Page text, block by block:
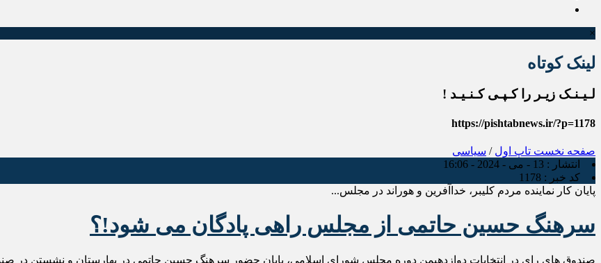
×
لینک کوتاه
لـیـنـک زیـر را کـپـی کـنـیـد !
https://pishtabnews.ir/?p=1178
صفحه نخست تاپ اول / سیاسی
انتشار : 13 - می - 2024 - 16:06
کد خبر : 1178
پایان کار نماینده مردم کلیبر، خداآفرین و هوراند در مجلس...
سرهنگ حسین حاتمی از مجلس راهی پادگان می شود!؟
صندوق های رای در انتخابات دوازدهیمن دوره مجلس شورای اسلامی، پایان حضور سرهنگ حسین‌ حاتمی در بهارستان و نشستن در